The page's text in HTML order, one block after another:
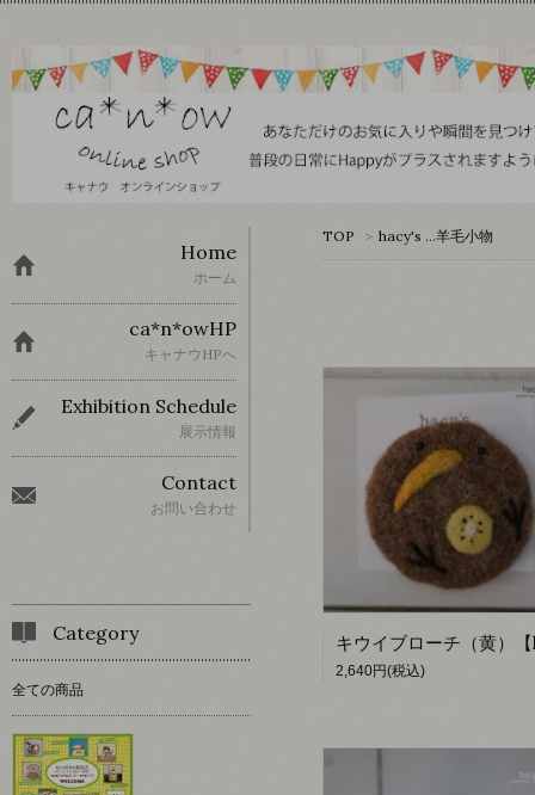
TOP > hacy's …羊毛小物
2,640円(税込)
Home
ホーム
ca*n*owHP
キャナウHPへ
Exhibition Schedule
展示情報
Contact
お問い合わせ
Category
全ての商品